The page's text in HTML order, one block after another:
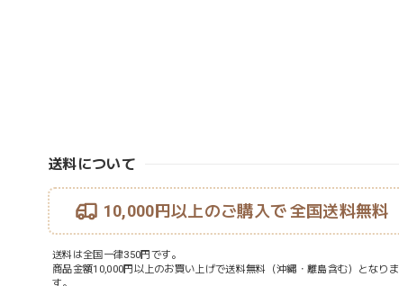
送料について
10,000円以上のご購入で全国送料無料
送料は全国一律350円です。
商品金額10,000円以上のお買い上げで送料無料（沖縄・離島含む）となりま